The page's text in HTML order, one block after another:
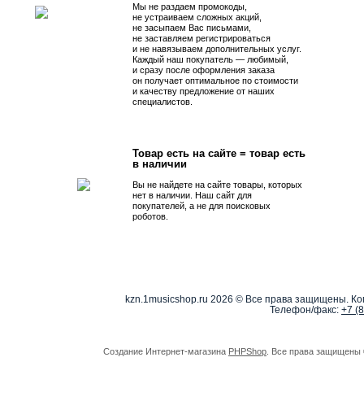
Мы не раздаем промокоды,
не устраиваем сложных акций,
не засыпаем Вас письмами,
не заставляем регистрироваться
и не навязываем дополнительных услуг.
Каждый наш покупатель — любимый,
и сразу после оформления заказа
он получает оптимальное по стоимости
и качеству предложение от наших
специалистов.
Товар есть на сайте = товар есть
в наличии
Вы не найдете на сайте товары, которых
нет в наличии. Наш сайт для
покупателей, а не для поисковых
роботов.
kzn.1musicshop.ru 2026 © Все права защищены.
Телефон/факс: +7
Создание Интернет-магазина PHPShop . Все права защищены